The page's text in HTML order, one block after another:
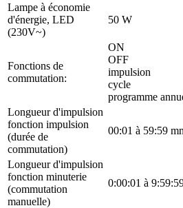
Lampe à économie
d'énergie, LED
(230V~)
50 W
Fonctions de
commutation:
ON
OFF
impulsion
cycle
programme
Longueur d'impulsion
fonction impulsion
(durée de
commutation)
00:01 à 59:59
Longueur d'impulsion
fonction minuterie
(commutation
manuelle)
0:00:01 à